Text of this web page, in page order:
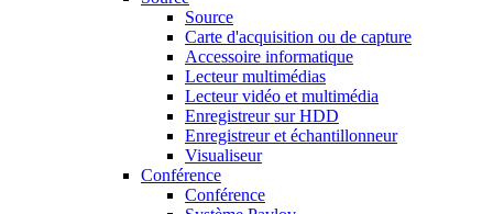
Source
Carte d'acquisition ou de capture
Accessoire informatique
Lecteur multimédias
Lecteur vidéo et multimédia
Enregistreur sur HDD
Enregistreur et échantillonneur
Visualiseur
Conférence
Conférence